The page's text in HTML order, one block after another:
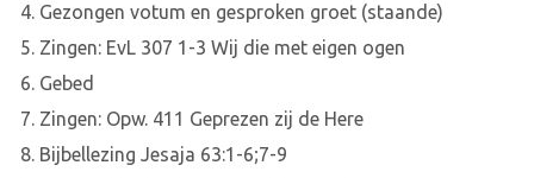
4. Gezongen votum en gesproken groet (staande)
5. Zingen: EvL 307 1-3 Wij die met eigen ogen
6. Gebed
7. Zingen: Opw. 411 Geprezen zij de Here
8. Bijbellezing Jesaja 63:1-6;7-9